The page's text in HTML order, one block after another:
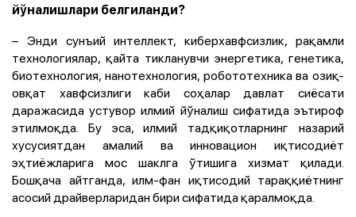
йўналишлари белгиланди?
– Энди сунъий интеллект, киберхавфсизлик, рақамли
технологиялар, қайта тикланувчи энергетика, генетика,
биотехнология, нанотехнология, робототехника ва озиқ-
овқат хавфсизлиги каби соҳалар давлат сиёсати
даражасида устувор илмий йўналиш сифатида эътироф
этилмоқда. Бу эса, илмий тадқиқотларнинг назарий
хусусиятдан амалий ва инновацион иқтисодиёт
эҳтиёжларига мос шаклга ўтишига хизмат қилади.
Бошқача айтганда, илм-фан иқтисодий тараққиётнинг
асосий драйверларидан бири сифатида қаралмоқда.